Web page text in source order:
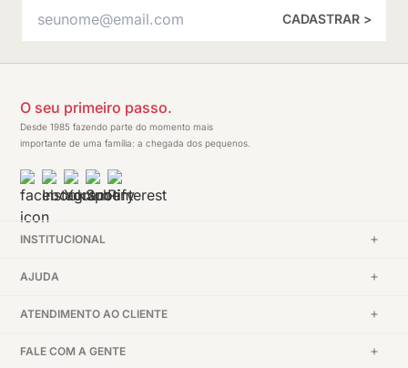
CADASTRAR >
O seu primeiro passo.
Desde 1985 fazendo parte do momento mais
importante de uma família: a chegada dos pequenos.
INSTITUCIONAL
AJUDA
ATENDIMENTO AO CLIENTE
FALE COM A GENTE